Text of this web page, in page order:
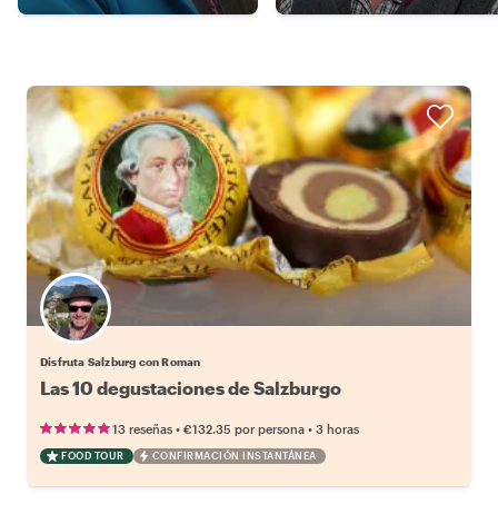
Disfruta Salzburg con Roman
Las 10 degustaciones de Salzburgo
13 reseñas • €132.35 por persona • 3 horas
FOOD TOUR CONFIRMACIÓN INSTANTÁNEA